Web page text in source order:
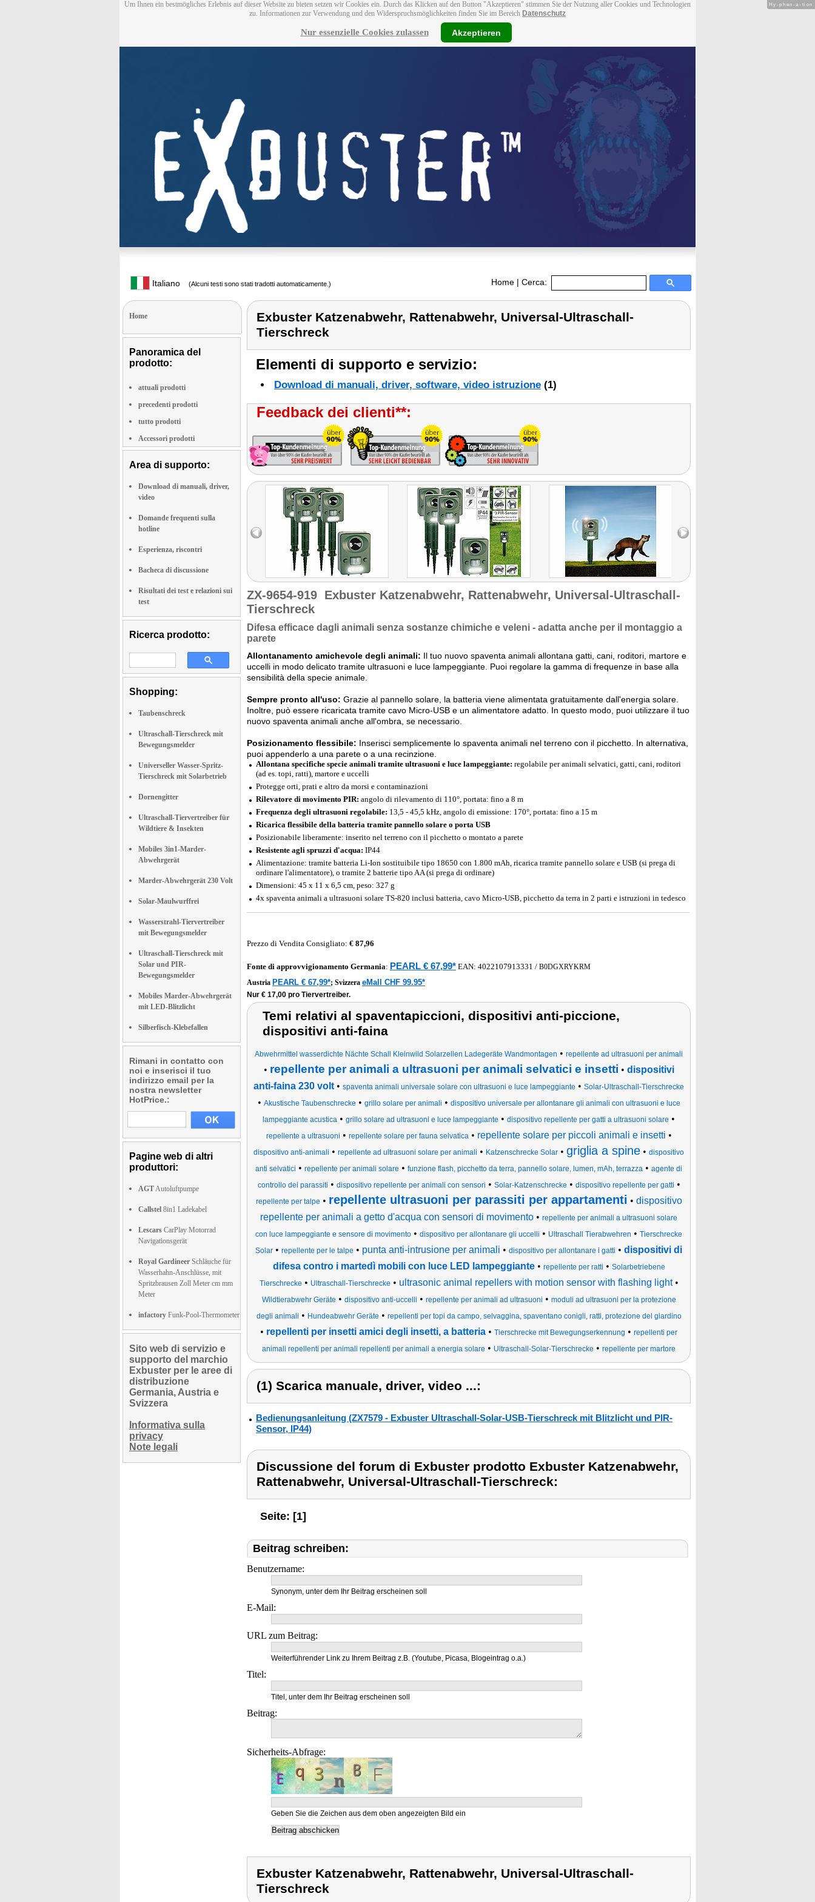
Um Ihnen ein bestmögliches Erlebnis auf dieser Website zu bieten setzen wir Cookies ein. Durch das Klicken auf den Button "Akzeptieren" stimmen Sie der Nutzung aller Cookies und Technologien
zu. Informationen zur Verwendung und den Widerspruchsmöglichkeiten finden Sie im Bereich Datenschutz
Nur essenzielle Cookies zulassen Akzeptieren
Italiano (Alcuni testi sono stati tradotti automaticamente.) Home | Cerca:
Home
Panoramica del
prodotto:
attuali prodotti
precedenti prodotti
tutto prodotti
Accessori prodotti
Area di supporto:
Download di manuali, driver,
video
Domande frequenti sulla
hotline
Esperienza, riscontri
Bacheca di discussione
Risultati dei test e relazioni sui
test
Ricerca prodotto:
Shopping:
Taubenschreck
Ultraschall-Tierschreck mit
Bewegungsmelder
Universeller Wasser-Spritz-
Tierschreck mit Solarbetrieb
Dornengitter
Ultraschall-Tiervertreiber für
Wildtiere & Insekten
Mobiles 3in1-Marder-
Abwehrgerät
Marder-Abwehrgerät 230 Volt
Solar-Maulwurffrei
Wasserstrahl-Tiervertreiber
mit Bewegungsmelder
Ultraschall-Tierschreck mit
Solar und PIR-
Bewegungsmelder
Mobiles Marder-Abwehrgerät
mit LED-Blitzlicht
Silberfisch-Klebefallen
Rimani in contatto con
noi e inserisci il tuo
indirizzo email per la
nostra newsletter
HotPrice.:
Pagine web di altri
produttori:
AGTAutoluftpumpe
Callstel 8in1 Ladekabel
Lescars CarPlay Motorrad
Navigationsgerät
Royal Gardineer Schläuche für
Wasserhahn-Anschlüsse, mit
Spritzbrausen Zoll Meter cm mm
Meter
infactory Funk-Pool-Thermometer
Sito web di servizio e
supporto del marchio
Exbuster per le aree di
distribuzione
Germania, Austria e
Svizzera
Informativa sulla
privacy
Note legali
Exbuster Katzenabwehr, Rattenabwehr, Universal-Ultraschall-
Tierschreck
Elementi di supporto e servizio:
Download di manuali, driver, software, video istruzione (1)
Feedback dei clienti**:
ZX-9654-919 Exbuster Katzenabwehr, Rattenabwehr, Universal-Ultraschall-
Tierschreck
Difesa efficace dagli animali senza sostanze chimiche e veleni - adatta anche per il montaggio a
parete
Allontanamento amichevole degli animali: Il tuo nuovo spaventa animali allontana gatti, cani, roditori, martore e
uccelli in modo delicato tramite ultrasuoni e luce lampeggiante. Puoi regolare la gamma di frequenze in base alla
sensibilità della specie animale.
Sempre pronto all'uso: Grazie al pannello solare, la batteria viene alimentata gratuitamente dall'energia solare.
Inoltre, può essere ricaricata tramite cavo Micro-USB e un alimentatore adatto. In questo modo, puoi utilizzare il tuo
nuovo spaventa animali anche all'ombra, se necessario.
Posizionamento flessibile: Inserisci semplicemente lo spaventa animali nel terreno con il picchetto. In alternativa,
puoi appenderlo a una parete o a una recinzione.
Allontana specifiche specie animali tramite ultrasuoni e luce lampeggiante: regolabile per animali selvatici, gatti, cani, roditori
(ad es. topi, ratti), martore e uccelli
Protegge orti, prati e altro da morsi e contaminazioni
Rilevatore di movimento PIR: angolo di rilevamento di 110°, portata: fino a 8 m
Frequenza degli ultrasuoni regolabile: 13,5 - 45,5 kHz, angolo di emissione: 170°, portata: fino a 15 m
Ricarica flessibile della batteria tramite pannello solare o porta USB
Posizionabile liberamente: inserito nel terreno con il picchetto o montato a parete
Resistente agli spruzzi d'acqua: IP44
Alimentazione: tramite batteria Li-Ion sostituibile tipo 18650 con 1.800 mAh, ricarica tramite pannello solare e USB (si prega di
ordinare l'alimentatore), o tramite 2 batterie tipo AA (si prega di ordinare)
Dimensioni: 45 x 11 x 6,5 cm, peso: 327 g
4x spaventa animali a ultrasuoni solare TS-820 inclusi batteria, cavo Micro-USB, picchetto da terra in 2 parti e istruzioni in tedesco
Prezzo di Vendita Consigliato: € 87,96
Fonte di approvvigionamento Germania: PEARL € 67,99* EAN: 4022107913331 / B0DGXRYKRM
Austria PEARL € 67,99*; Svizzera eMall CHF 99.95*
Nur € 17,00 pro Tiervertreiber.
Temi relativi al spaventapiccioni, dispositivi anti-piccione,
dispositivi anti-faina
Abwehrmittel wasserdichte Nächte Schall Kleinwild Solarzellen Ladegeräte Wandmontagen • repellente ad ultrasuoni per animali
• repellente per animali a ultrasuoni per animali selvatici e insetti • dispositivi
anti-faina 230 volt • spaventa animali universale solare con ultrasuoni e luce lampeggiante • Solar-Ultraschall-Tierschrecke
• Akustische Taubenschrecke • grillo solare per animali • dispositivo universale per allontanare gli animali con ultrasuoni e luce
lampeggiante acustica • grillo solare ad ultrasuoni e luce lampeggiante • dispositivo repellente per gatti a ultrasuoni solare •
repellente a ultrasuoni • repellente solare per fauna selvatica • repellente solare per piccoli animali e insetti •
dispositivo anti-animali • repellente ad ultrasuoni solare per animali • Katzenschrecke Solar • griglia a spine • dispositivo
anti selvatici • repellente per animali solare • funzione flash, picchetto da terra, pannello solare, lumen, mAh, terrazza • agente di
controllo dei parassiti • dispositivo repellente per animali con sensori • Solar-Katzenschrecke • dispositivo repellente per gatti •
repellente per talpe • repellente ultrasuoni per parassiti per appartamenti • dispositivo
repellente per animali a getto d'acqua con sensori di movimento • repellente per animali a ultrasuoni solare
con luce lampeggiante e sensore di movimento • dispositivo per allontanare gli uccelli • Ultraschall Tierabwehren • Tierschrecke
Solar • repellente per le talpe • punta anti-intrusione per animali • dispositivo per allontanare i gatti • dispositivi di
difesa contro i martedì mobili con luce LED lampeggiante• repellente per ratti • Solarbetriebene
Tierschrecke • Ultraschall-Tierschrecke • ultrasonic animal repellers with motion sensor with flashing light•
Wildtierabwehr Geräte • dispositivo anti-uccelli • repellente per animali ad ultrasuoni • moduli ad ultrasuoni per la protezione
degli animali • Hundeabwehr Geräte • repellenti per topi da campo, selvaggina, spaventano conigli, ratti, protezione del giardino
• repellenti per insetti amici degli insetti, a batteria • Tierschrecke mit Bewegungserkennung • repellenti per
animali repellenti per animali repellenti per animali a energia solare • Ultraschall-Solar-Tierschrecke • repellente per martore
(1) Scarica manuale, driver, video ...:
Bedienungsanleitung (ZX7579 - Exbuster Ultraschall-Solar-USB-Tierschreck mit Blitzlicht und PIR-
Sensor, IP44)
Discussione del forum di Exbuster prodotto Exbuster Katzenabwehr,
Rattenabwehr, Universal-Ultraschall-Tierschreck:
Seite: [1]
Beitrag schreiben:
Benutzername:
Synonym, unter dem Ihr Beitrag erscheinen soll
E-Mail:
URL zum Beitrag:
Weiterführender Link zu Ihrem Beitrag z.B. (Youtube, Picasa, Blogeintrag o.a.)
Titel:
Titel, unter dem Ihr Beitrag erscheinen soll
Beitrag:
Sicherheits-Abfrage:
Geben Sie die Zeichen aus dem oben angezeigten Bild ein
Exbuster Katzenabwehr, Rattenabwehr, Universal-Ultraschall-
Tierschreck
Hy-phen-a-tion